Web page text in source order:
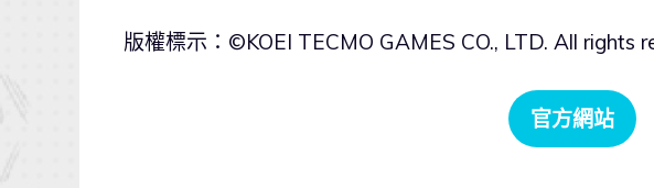
版權標示：©KOEI TECMO GAMES CO., LTD. All rights
官方網站